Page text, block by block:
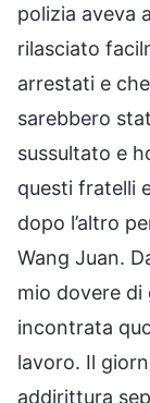
polizia aveva
rilasciato
arrestati e
sarebbero
sussultato e
questi fratelli
dopo l’altro
Wang Juan.
mio dovere di
incontrata
lavoro. Il
addirittura